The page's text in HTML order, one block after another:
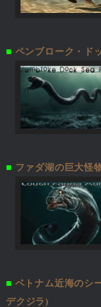
■ ペンブローク・ド
■ ファダ湖の巨大怪
■ ベトナム近海のシ
デクジラ)